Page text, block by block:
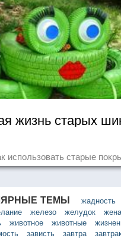
жизнь старых
использовать старые
ТЕМЫ жадность
железо желудок жена
животное животные
зависть завтра